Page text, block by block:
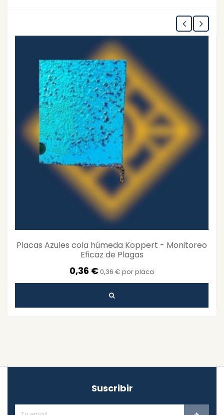
Placas Azules cola húmeda Koppert - Monitoreo
Eficaz de Plagas
0,36 €0,36 € por placa
Suscribir